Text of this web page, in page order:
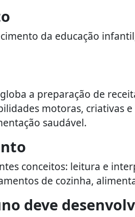
da educação
a preparação de
motoras, criativas
saudável.
conceitos: leitura e
de cozinha,
deve